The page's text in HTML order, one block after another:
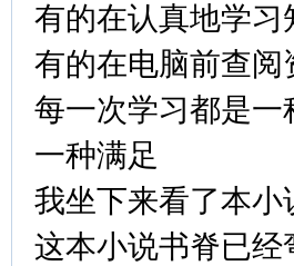
有的在认真地学习
有的在电脑前查阅
每一次学习都是一
一种满足
我坐下来看了本小
这本小说书脊已经